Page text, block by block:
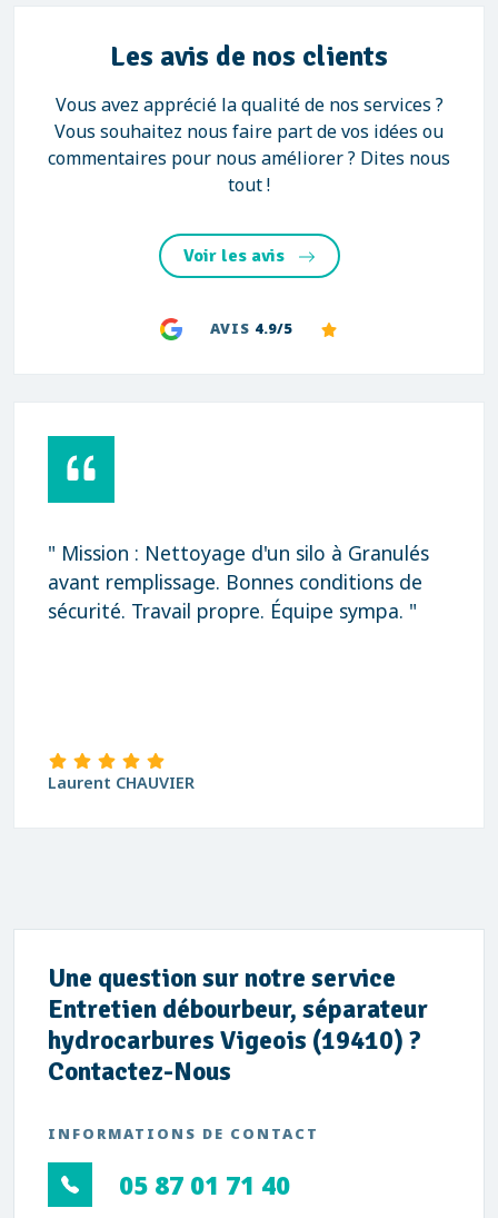
Les avis de nos clients
Vous avez apprécié la qualité de nos services ?
Vous souhaitez nous faire part de vos idées ou
commentaires pour nous améliorer ? Dites nous
tout !
Voir les avis
AVIS 4.9/5
" Mission : Nettoyage d'un silo à Granulés
avant remplissage. Bonnes conditions de
sécurité. Travail propre. Équipe sympa. "
Laurent CHAUVIER
Une question sur notre service
Entretien débourbeur, séparateur
hydrocarbures Vigeois (19410) ?
Contactez-Nous
INFORMATIONS DE CONTACT
05 87 01 71 40